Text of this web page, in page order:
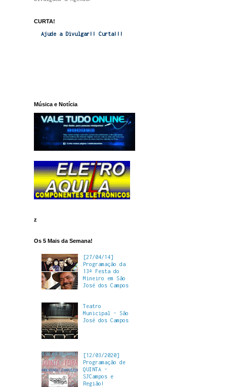
CURTA!
Ajude a Divulgar!! Curta!!!
Música e Notícia
z
Os 5 Mais da Semana!
[27/04/14]
Programação da
13ª Festa do
Mineiro em São
José dos Campos
Teatro
Municipal - São
José dos Campos
[12/03/2020]
Programação de
QUINTA -
SJCampos e
Região!